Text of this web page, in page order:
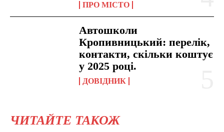
ПРО МІСТО
Автошколи
Кропивницький: перелік,
контакти, скільки коштує
у 2025 році.
ДОВІДНИК
ЧИТАЙТЕ ТАКОЖ